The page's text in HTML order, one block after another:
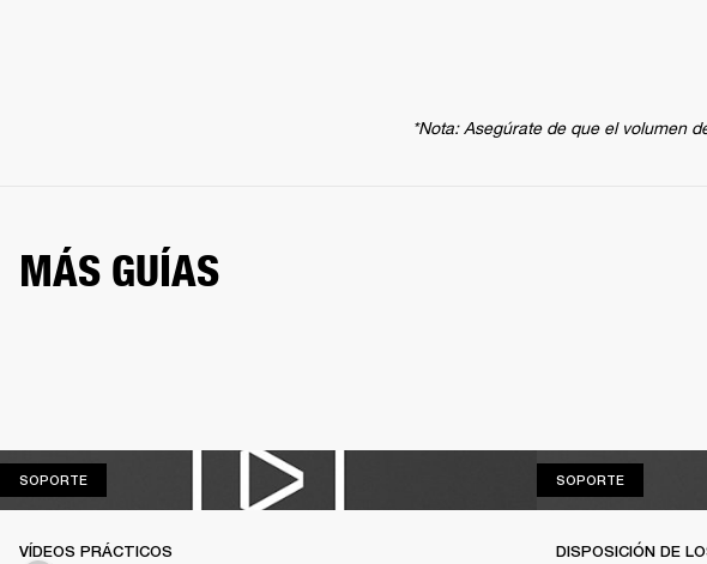
*Nota: Asegúrate de que el volumen
MÁS GUÍAS
SOPORTESOPORTE
VÍDEOS PRÁCTICOS
SOPORTESOPORTE
DISPOSICIÓN DE